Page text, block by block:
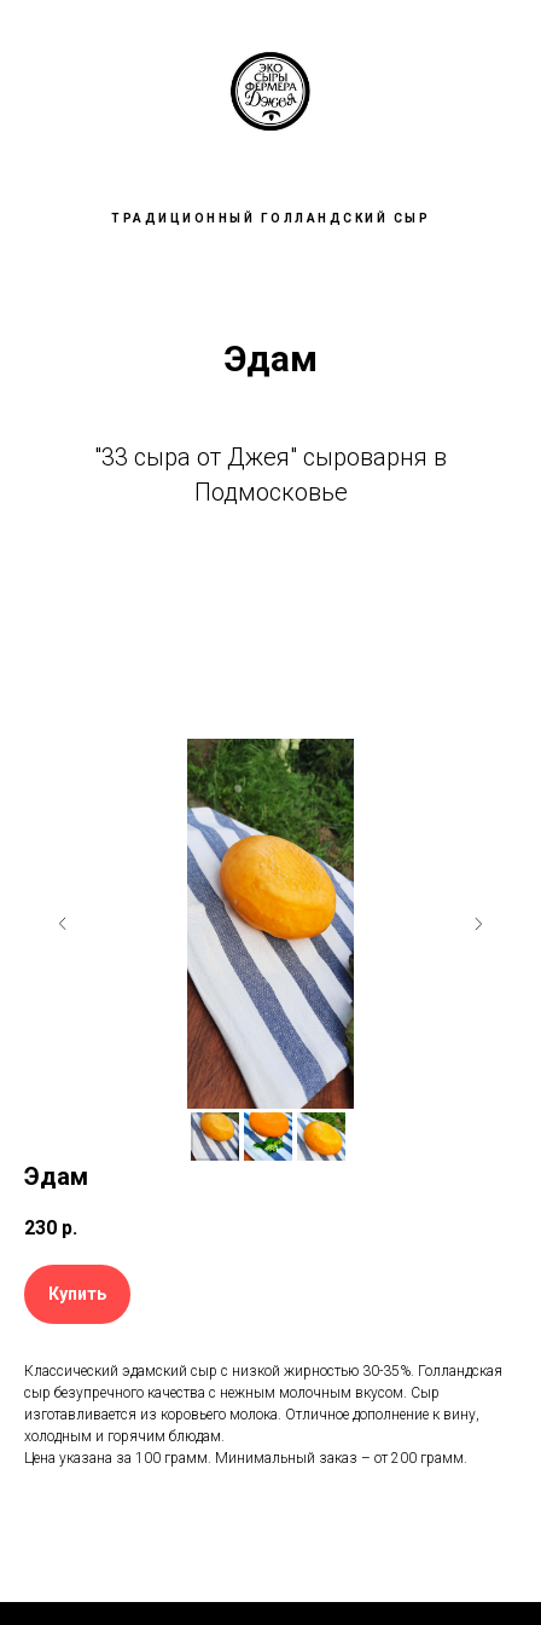
ТРАДИЦИОННЫЙ ГОЛЛАНДСКИЙ СЫР
Эдам
"33 сыра от Джея" сыроварня в
Подмосковье
Эдам
230 р.
Купить
Классический эдамский сыр с низкой жирностью 30-35%. Голландская
сыр безупречного качества с нежным молочным вкусом. Сыр
изготавливается из коровьего молока. Отличное дополнение к вину,
холодным и горячим блюдам.
Цена указана за 100 грамм. Минимальный заказ – от 200 грамм.